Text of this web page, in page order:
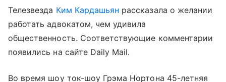
Телезвезда Ким Кардашьян рассказала о желании
работать адвокатом, чем удивила
общественность. Соответствующие комментарии
появились на сайте Daily Mail.
Во время шоу ток-шоу Грэма Нортона 45-летняя